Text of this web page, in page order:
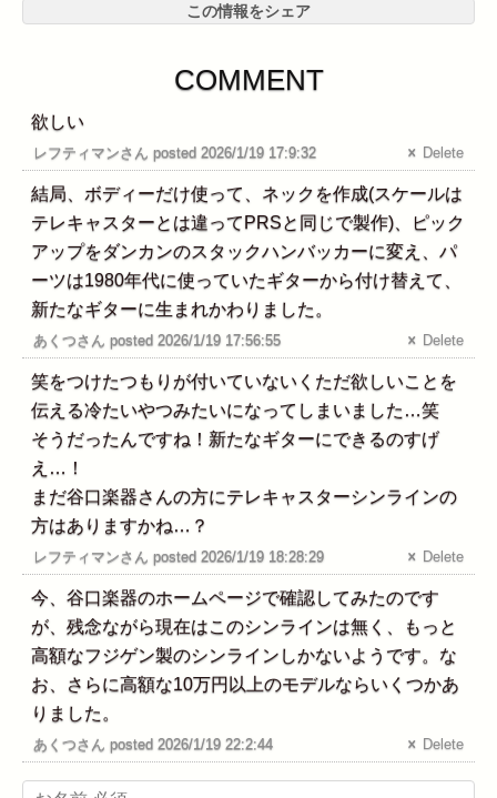
この情報をシェア
COMMENT
欲しい
レフティマンさん posted 2026/1/19 17:9:32 Delete
結局、ボディーだけ使って、ネックを作成(スケールは
テレキャスターとは違ってPRSと同じで製作)、ピック
アップをダンカンのスタックハンバッカーに変え、パ
ーツは1980年代に使っていたギターから付け替えて、
新たなギターに生まれかわりました。
あくつさん posted 2026/1/19 17:56:55 Delete
笑をつけたつもりが付いていないくただ欲しいことを
伝える冷たいやつみたいになってしまいました…笑
そうだったんですね！新たなギターにできるのすげ
え…！
まだ谷口楽器さんの方にテレキャスターシンラインの
方はありますかね…？
レフティマンさん posted 2026/1/19 18:28:29 Delete
今、谷口楽器のホームページで確認してみたのです
が、残念ながら現在はこのシンラインは無く、もっと
高額なフジゲン製のシンラインしかないようです。な
お、さらに高額な10万円以上のモデルならいくつかあ
りました。
あくつさん posted 2026/1/19 22:2:44 Delete